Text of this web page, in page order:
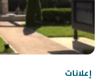
إعلانات